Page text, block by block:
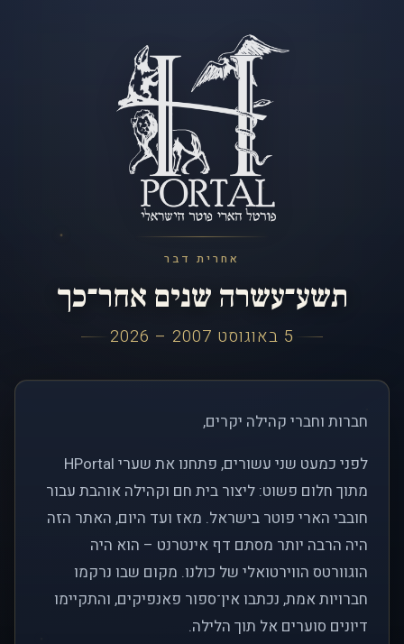
אחרית דבר
תשע־עשרה שנים אחר־כך
5 באוגוסט 2007 – 2026
חברות וחברי קהילה יקרים,
לפני כמעט שני עשורים, פתחנו את שערי HPortal
מתוך חלום פשוט: ליצור בית חם וקהילה אוהבת עבור
חובבי הארי פוטר בישראל. מאז ועד היום, האתר הזה
היה הרבה יותר מסתם דף אינטרנט – הוא היה
הוגוורטס הווירטואלי של כולנו. מקום שבו נרקמו
חברויות אמת, נכתבו אין־ספור פאנפיקים, והתקיימו
דיונים סוערים אל תוך הלילה.